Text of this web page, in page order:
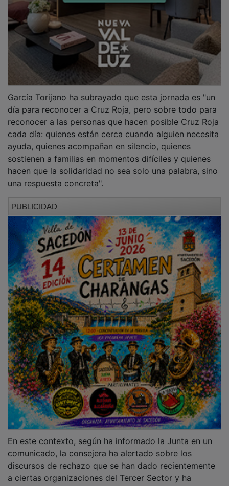
En este contexto, según ha informado la Junta en un
comunicado, la consejera ha alertado sobre los
discursos de rechazo que se han dado recientemente
a ciertas organizaciones del Tercer Sector y ha
subrayado que "es fundamental poner pie en pared
con estos discursos sobre organizaciones que nos
demuestran cada día que son fundamentales".
"El Gobierno de Castilla-La Mancha lo tiene claro: el
Tercer Sector es fundamental para poder trabajar de
la mano, para poder contribuir de alguna manera a
crear y avanzar en una dirección en la que creemos y
queremos que sea nuestra comunidad autónoma, que
es en la de la solidaridad, la empatía, el
acompañamiento y sobre todo el estar cerca de las
personas más vulnerables", ha señalado.
PUBLICIDAD